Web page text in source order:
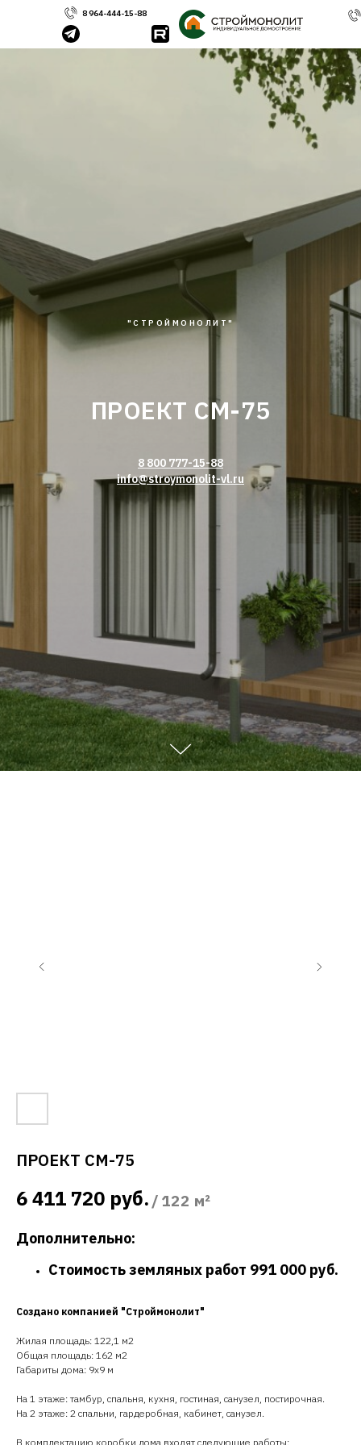
8 964-444-15-88
"СТРОЙМОНОЛИТ"
ПРОЕКТ СМ-75
8 800 777-15-88
info@stroymonolit-vl.ru
ПРОЕКТ СМ-75
6 411 720 руб. / 122 м²
Дополнительно:
Стоимость земляных работ 991 000 руб.
Создано компанией "Строймонолит"
Жилая площадь: 122,1 м2
Общая площадь: 162 м2
Габариты дома: 9х9 м
На 1 этаже: тамбур, спальня, кухня, гостиная, санузел, постирочная.
На 2 этаже: 2 спальни, гардеробная, кабинет, санузел.
В комплектацию коробки дома входят следующие работы: